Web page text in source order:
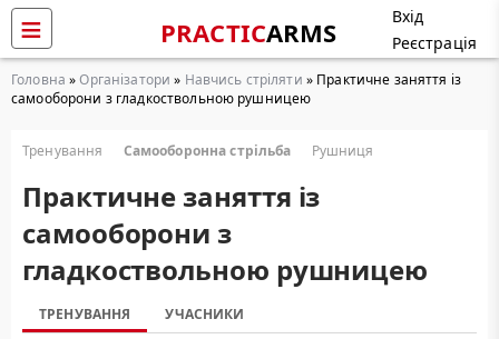
PRACTICARMS
Вхід
Реєстрація
Головна »Організатори » Навчись стріляти » Практичне заняття із
самооборони з гладкоствольною рушницею
Тренування Самооборонна стрільба Рушниця
Практичне заняття із
самооборони з
гладкоствольною рушницею
ТРЕНУВАННЯ УЧАСНИКИ